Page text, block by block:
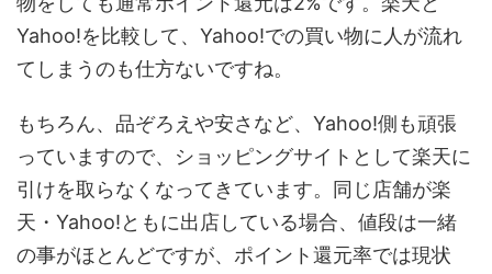
Yahoo!を比較して、Yahoo!での買い物に人が流れ
てしまうのも仕方ないですね。
もちろん、品ぞろえや安さなど、Yahoo!側も頑張
っていますので、ショッピングサイトとして楽天に
引けを取らなくなってきています。同じ店舗が楽
天・Yahoo!ともに出店している場合、値段は一緒
の事がほとんどですが、ポイント還元率では現状